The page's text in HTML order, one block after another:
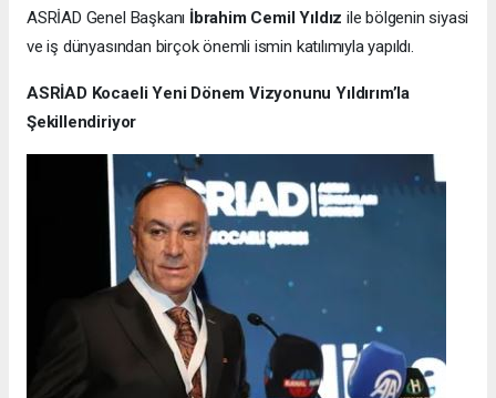
ASRİAD Genel Başkanı İbrahim Cemil Yıldız ile bölgenin siyasi
ve iş dünyasından birçok önemli ismin katılımıyla yapıldı.
ASRİAD Kocaeli Yeni Dönem Vizyonunu Yıldırım’la
Şekillendiriyor